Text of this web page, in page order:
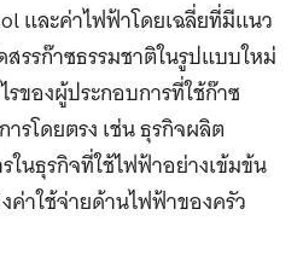
และค่าไฟฟ้าโดยเฉลี่ยที่มีแนว
รรก๊าซธรรมชาติในรูปแบบใหม่
ของผู้ประกอบการที่ใช้ก๊าซ
รโดยตรง เช่น ธุรกิจผลิต
ในธุรกิจที่ใช้ไฟฟ้าอย่างเข้มข้น
ค่าใช้จ่ายด้านไฟฟ้าของครัว